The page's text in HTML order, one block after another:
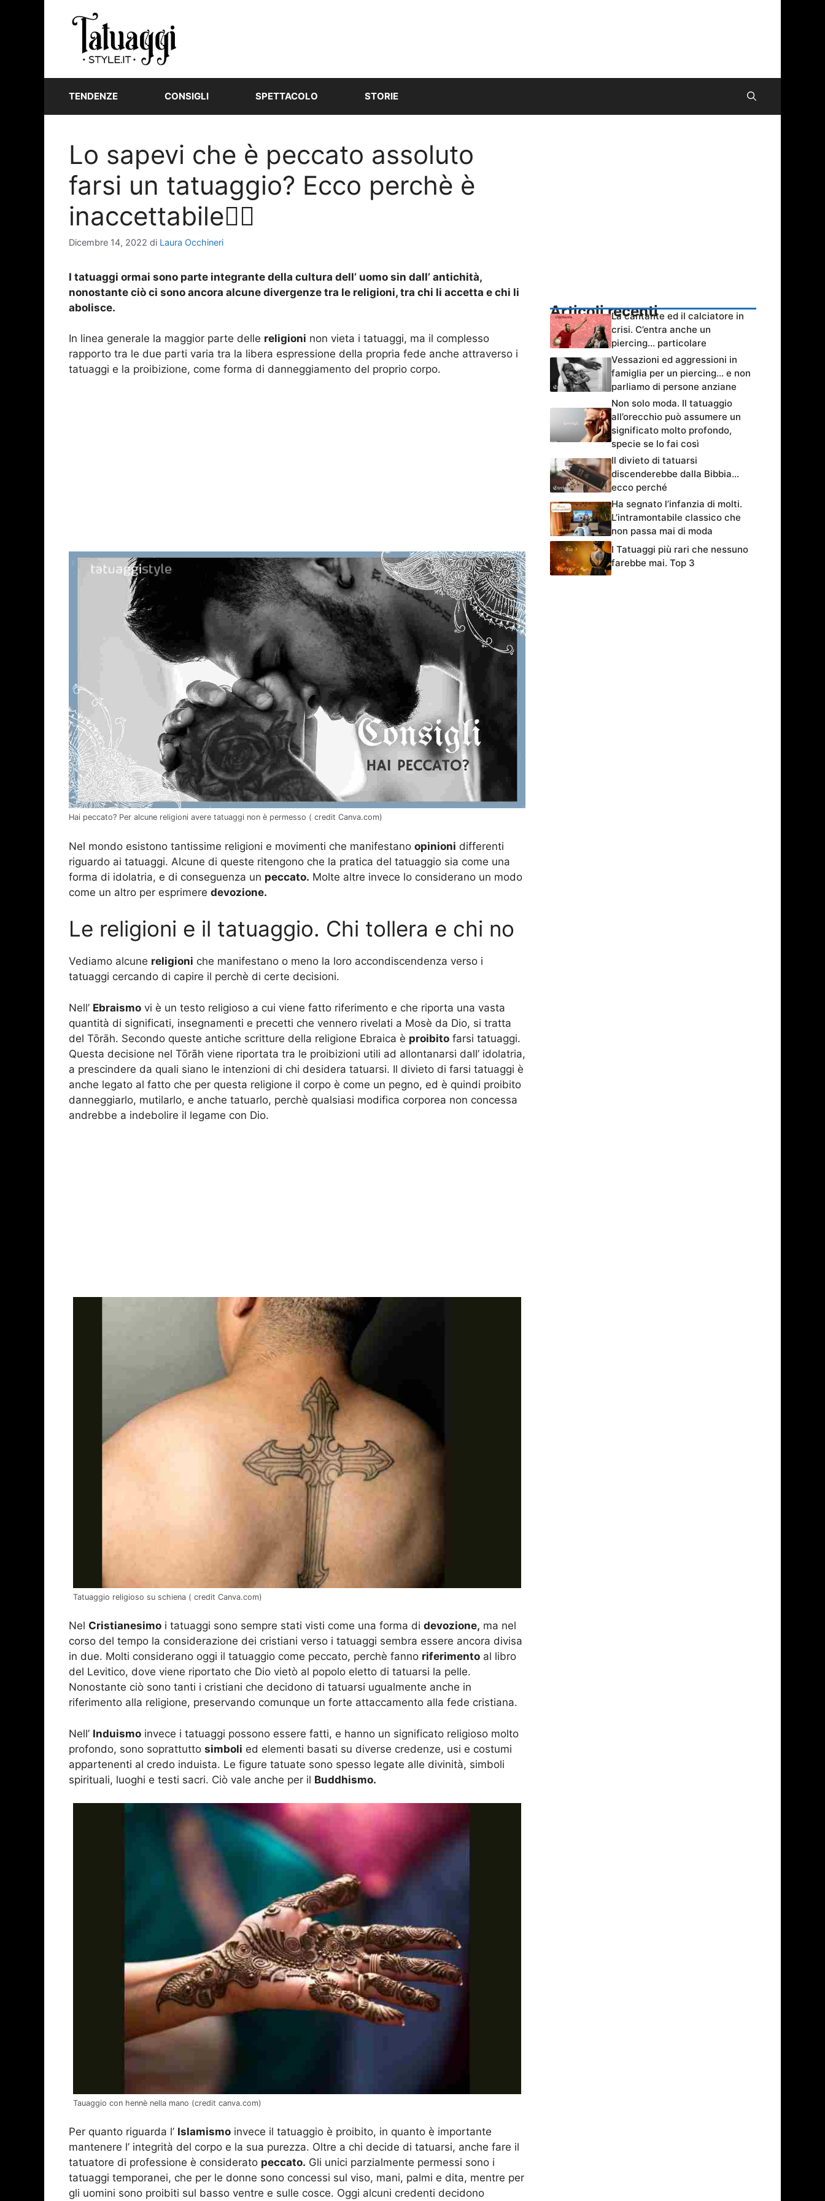
TENDENZE CONSIGLI SPETTACOLO STORIE
Lo sapevi che è peccato assoluto
farsi un tatuaggio? Ecco perchè è
inaccettabile👎🏼
Dicembre 14, 2022 di Laura Occhineri
I tatuaggi ormai sono parte integrante della cultura dell’ uomo sin dall’ antichità,
nonostante ciò ci sono ancora alcune divergenze tra le religioni, tra chi li accetta e chi li
abolisce.
In linea generale la maggior parte delle religioni non vieta i tatuaggi, ma il complesso
rapporto tra le due parti varia tra la libera espressione della propria fede anche attraverso i
tatuaggi e la proibizione, come forma di danneggiamento del proprio corpo.
Hai peccato? Per alcune religioni avere tatuaggi non è permesso ( credit Canva.com)
Nel mondo esistono tantissime religioni e movimenti che manifestano opinioni differenti
riguardo ai tatuaggi. Alcune di queste ritengono che la pratica del tatuaggio sia come una
forma di idolatria, e di conseguenza un peccato. Molte altre invece lo considerano un modo
come un altro per esprimere devozione.
Le religioni e il tatuaggio. Chi tollera e chi no
Vediamo alcune religioni che manifestano o meno la loro accondiscendenza verso i
tatuaggi cercando di capire il perchè di certe decisioni.
Nell’ Ebraismo vi è un testo religioso a cui viene fatto riferimento e che riporta una vasta
quantità di significati, insegnamenti e precetti che vennero rivelati a Mosè da Dio, si tratta
del Tōrāh. Secondo queste antiche scritture della religione Ebraica è proibito farsi tatuaggi.
Questa decisione nel Tōrāh viene riportata tra le proibizioni utili ad allontanarsi dall’ idolatria,
a prescindere da quali siano le intenzioni di chi desidera tatuarsi. Il divieto di farsi tatuaggi è
anche legato al fatto che per questa religione il corpo è come un pegno, ed è quindi proibito
danneggiarlo, mutilarlo, e anche tatuarlo, perchè qualsiasi modifica corporea non concessa
andrebbe a indebolire il legame con Dio.
Tatuaggio religioso su schiena ( credit Canva.com)
Nel Cristianesimo i tatuaggi sono sempre stati visti come una forma di devozione, ma nel
corso del tempo la considerazione dei cristiani verso i tatuaggi sembra essere ancora divisa
in due. Molti considerano oggi il tatuaggio come peccato, perchè fanno riferimento al libro
del Levitico, dove viene riportato che Dio vietò al popolo eletto di tatuarsi la pelle.
Nonostante ciò sono tanti i cristiani che decidono di tatuarsi ugualmente anche in
riferimento alla religione, preservando comunque un forte attaccamento alla fede cristiana.
Nell’ Induismo invece i tatuaggi possono essere fatti, e hanno un significato religioso molto
profondo, sono soprattutto simboli ed elementi basati su diverse credenze, usi e costumi
appartenenti al credo induista. Le figure tatuate sono spesso legate alle divinità, simboli
spirituali, luoghi e testi sacri. Ciò vale anche per il Buddhismo.
Tauaggio con hennè nella mano (credit canva.com)
Per quanto riguarda l’ Islamismo invece il tatuaggio è proibito, in quanto è importante
mantenere l’ integrità del corpo e la sua purezza. Oltre a chi decide di tatuarsi, anche fare il
tatuatore di professione è considerato peccato. Gli unici parzialmente permessi sono i
tatuaggi temporanei, che per le donne sono concessi sul viso, mani, palmi e dita, mentre per
gli uomini sono proibiti sul basso ventre e sulle cosce. Oggi alcuni credenti decidono
Articoli recentiLa cantante ed il calciatore in
crisi. C’entra anche un
piercing… particolare
Vessazioni ed aggressioni in
famiglia per un piercing… e non
parliamo di persone anziane
Non solo moda. Il tatuaggio
all’orecchio può assumere un
significato molto profondo,
specie se lo fai così
Il divieto di tatuarsi
discenderebbe dalla Bibbia…
ecco perché
Ha segnato l’infanzia di molti.
L’intramontabile classico che
non passa mai di moda
I Tatuaggi più rari che nessuno
farebbe mai. Top 3